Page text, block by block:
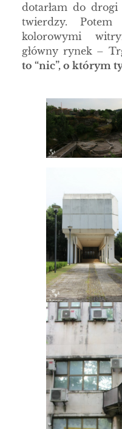
dotarłam do
twierdzy.
kolorowymi
główny rynek –
to “nic”, o którym